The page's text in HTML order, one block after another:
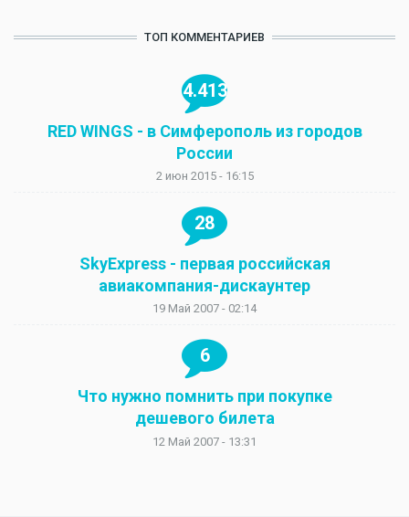
ТОП КОММЕНТАРИЕВ
4.413
RED WINGS - в Симферополь из городов
России
2 июн 2015 - 16:15
28
SkyExpress - первая российская
авиакомпания-дискаунтер
19 Май 2007 - 02:14
6
Что нужно помнить при покупке
дешевого билета
12 Май 2007 - 13:31